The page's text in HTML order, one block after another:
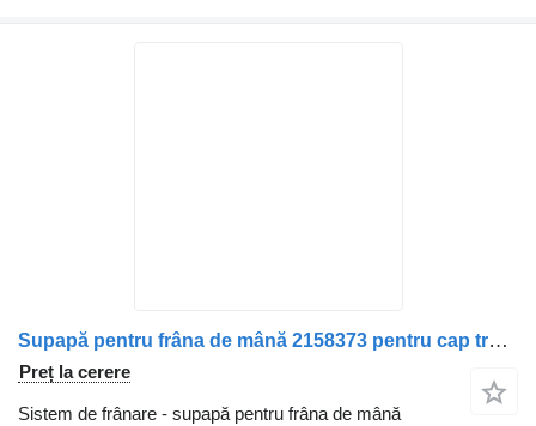
Supapă pentru frâna de mână 2158373 pentru cap tractor Scania R-Series
Preț la cerere
Sistem de frânare - supapă pentru frâna de mână